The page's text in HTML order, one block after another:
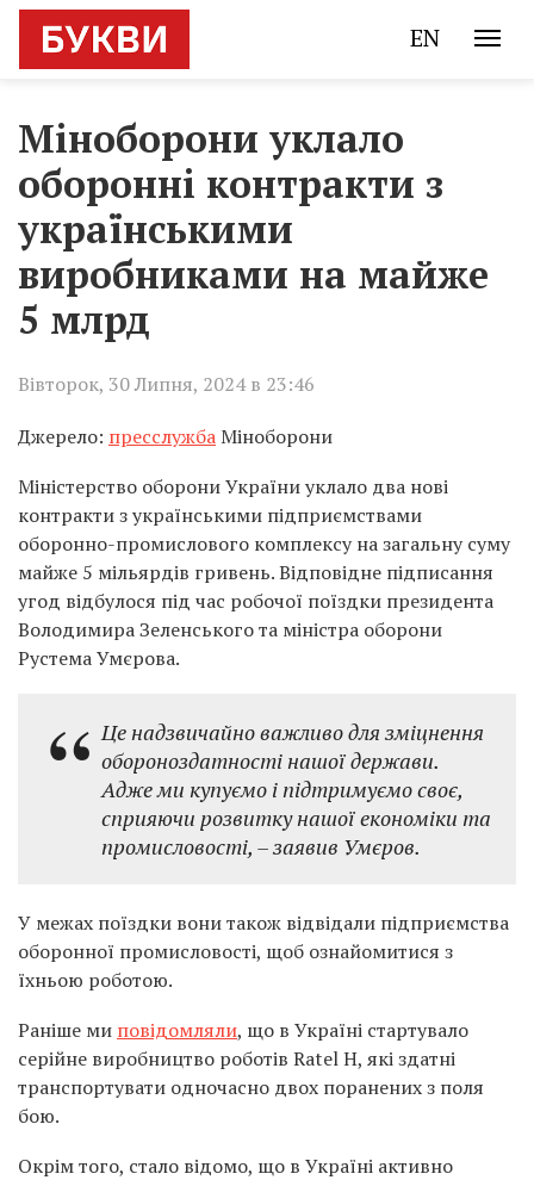
EN
Міноборони уклало
оборонні контракти з
українськими
виробниками на майже
5 млрд
Вівторок, 30 Липня, 2024 в 23:46
Джерело: пресслужбаМіноборони
Міністерство оборони України уклало два нові
контракти з українськими підприємствами
оборонно-промислового комплексу на загальну суму
майже 5 мільярдів гривень. Відповідне підписання
угод відбулося під час робочої поїздки президента
Володимира Зеленського та міністра оборони
Рустема Умєрова.
Це надзвичайно важливо для зміцнення
обороноздатності нашої держави.
Адже ми купуємо і підтримуємо своє,
сприяючи розвитку нашої економіки та
промисловості, – заявив Умєров.
У межах поїздки вони також відвідали підприємства
оборонної промисловості, щоб ознайомитися з
їхньою роботою.
Раніше ми повідомляли, що в Україні стартувало
серійне виробництво роботів Ratel Н, які здатні
транспортувати одночасно двох поранених з поля
бою.
Окрім того, стало відомо, що в Україні активно